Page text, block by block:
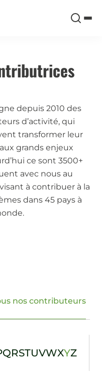
depuis 2010 des
d’activité, qui
transformer leur
grands enjeux
ce sont 3500+
avec nous au
à contribuer à la
dans 45 pays à
nos contributeurs
QRSTUVWXYZ